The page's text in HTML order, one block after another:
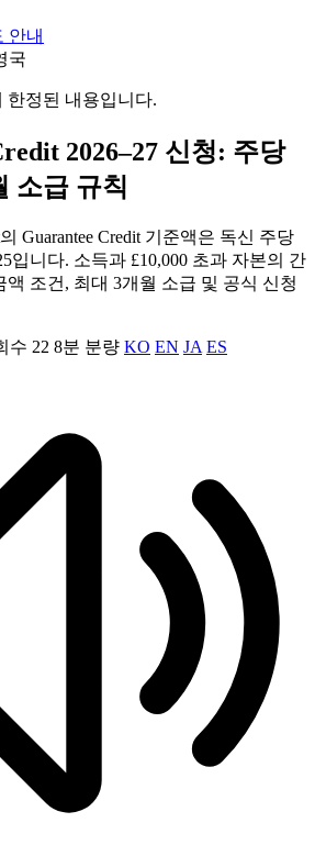
안내
국
한정된 내용입니다.
2026–27 신청: 주당
소급 규칙
Guarantee Credit 기준액은 독신 주당
입니다. 소득과 £10,000 초과 자본의 간
조건, 최대 3개월 소급 및 공식 신청
수 22 8분 분량 KO EN JA ES